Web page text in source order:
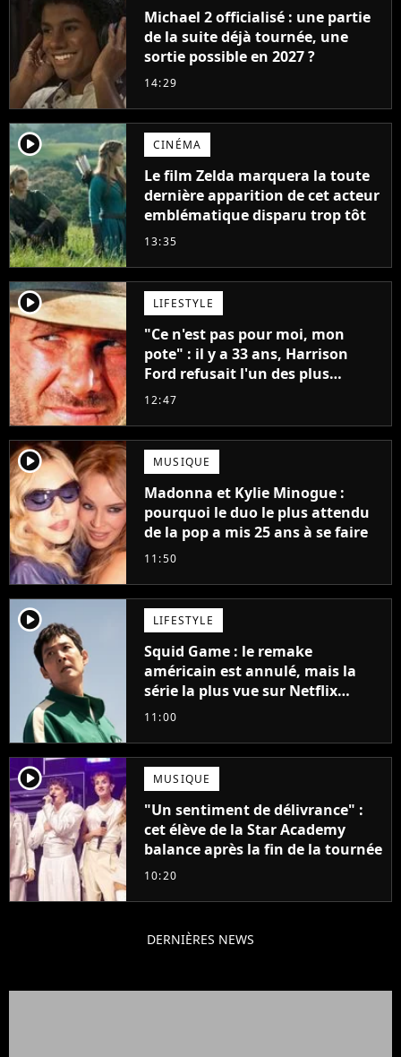
Michael 2 officialisé : une partie
de la suite déjà tournée, une
sortie possible en 2027 ?
14:29
player2 CINÉMA
Le film Zelda marquera la toute
dernière apparition de cet acteur
emblématique disparu trop tôt
13:35
player2 LIFESTYLE
"Ce n'est pas pour moi, mon
pote" : il y a 33 ans, Harrison
Ford refusait l'un des plus
grands succès de tous les temps
12:47
player2 MUSIQUE
Madonna et Kylie Minogue :
pourquoi le duo le plus attendu
de la pop a mis 25 ans à se faire
11:50
player2 LIFESTYLE
Squid Game : le remake
américain est annulé, mais la
série la plus vue sur Netflix
pourrait avoir une version
11:00
player2 MUSIQUE
"Un sentiment de délivrance" :
cet élève de la Star Academy
balance après la fin de la tournée
10:20
DERNIÈRES NEWS